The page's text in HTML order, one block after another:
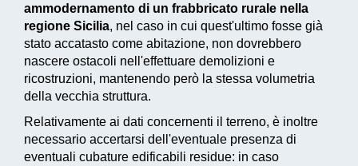
ammodernamento di un frabbricato rurale nella
regione Sicilia, nel caso in cui quest'ultimo fosse già
stato accatasto come abitazione, non dovrebbero
nascere ostacoli nell'effettuare demolizioni e
ricostruzioni, mantenendo però la stessa volumetria
della vecchia struttura.
Relativamente ai dati concernenti il terreno, è inoltre
necessario accertarsi dell'eventuale presenza di
eventuali cubature edificabili residue: in caso